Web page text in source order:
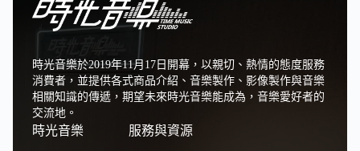
時光音樂於2019年11月17日開幕，以親切、熱情的態度服務
消費者，並提供各式商品介紹、音樂製作、影像製作與音樂
相關知識的傳遞，期望未來時光音樂能成為，音樂愛好者的
交流地。
時光音樂 服務與資源